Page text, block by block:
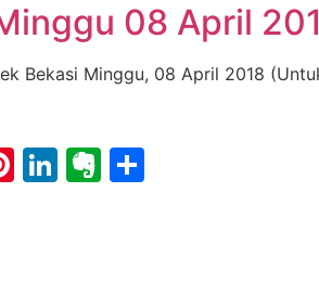
08 April
Bekasi Minggu, 08 April 2018
Pinterest
LinkedIn
Evernote